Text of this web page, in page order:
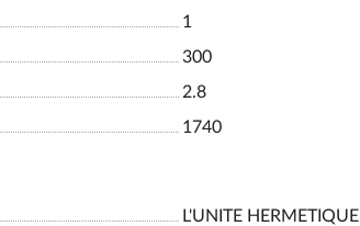
1
300
2.8
1740
L'UNITE HERMETIQUE